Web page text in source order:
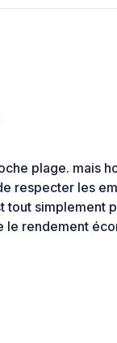
plage. mais
respecter les
tout simplement
le rendement